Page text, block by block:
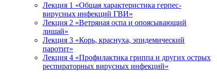
Лекция 1 «Общая характеристика герпес-
вирусных инфекций ГВИ»
Лекция 2 «Ветряная оспа и опоясывающий
лишай»
Лекция 3 «Корь, краснуха, эпидемический
паротит»
Лекция 4 «Профилактика гриппа и других острых
респираторных вирусных инфекций»